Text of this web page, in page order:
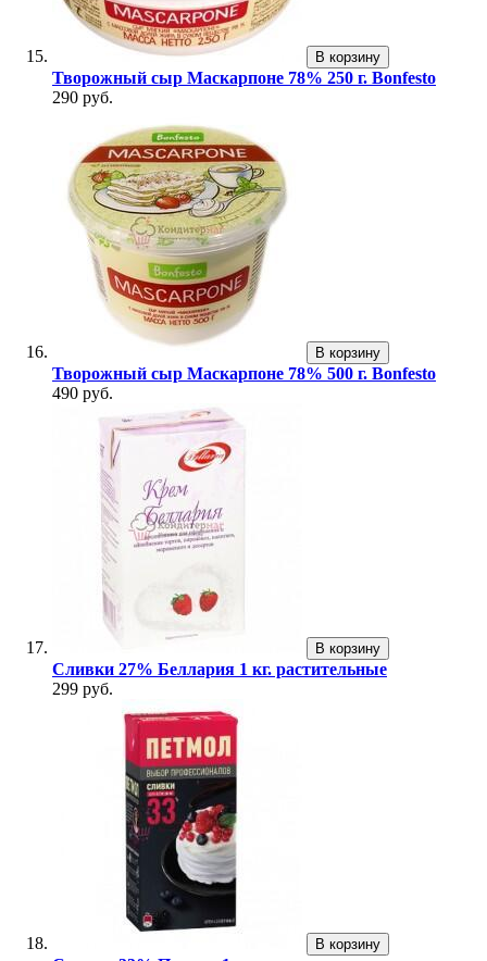
В корзину
Творожный сыр Маскарпоне 78% 250 г. Bonfesto
290 руб.
В корзину
Творожный сыр Маскарпоне 78% 500 г. Bonfesto
490 руб.
В корзину
Сливки 27% Беллария 1 кг. растительные
299 руб.
В корзину